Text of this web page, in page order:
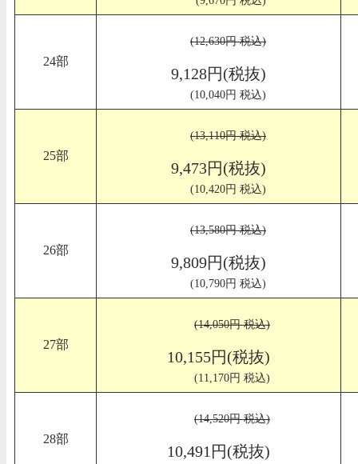
24部
(12,630円 税込)
9,128円(税抜)
(10,040円 税込)
25部
(13,110円 税込)
9,473円(税抜)
(10,420円 税込)
26部
(13,580円 税込)
9,809円(税抜)
(10,790円 税込)
27部
(14,050円 税込)
10,155円(税抜)
(11,170円 税込)
28部
(14,520円 税込)
10,491円(税抜)